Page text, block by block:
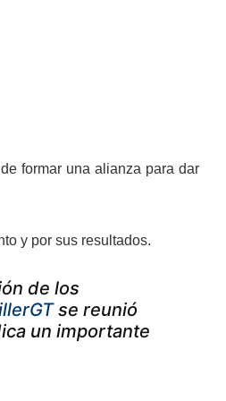
formar una alianza para dar
y por sus resultados.
de los
se reunió
un importante